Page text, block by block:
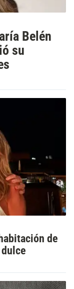
Belén
su
de